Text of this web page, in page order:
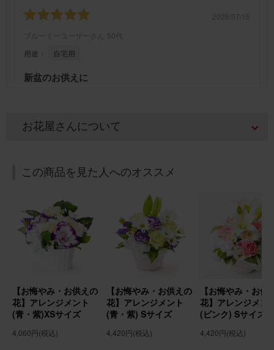
2026/07/15
ブルーミーユーザーさん
50代
用途：
自宅用
新盆のお供えに
た、利用したいと思います。
ブルーミーユーザーさん
用途：
その他
お盆のお花に！
実家にお盆用にお花を贈りました！ とても喜ばれました！
よかったです。
【お悔やみ・お供えの花】アレンジメント(ピンク) Sサイ
ズ
お花屋さんについて
この商品を見た人へのオススメ
【お悔やみ・お供えの
花】アレンジメント
(青・紫)XSサイズ
4,060円(税込)
【お悔やみ・お供えの
花】アレンジメント
(青・紫) Sサイズ
4,420円(税込)
【お悔やみ・お供
花】アレンジメン
(ピンク) Sサイズ
4,420円(税込)